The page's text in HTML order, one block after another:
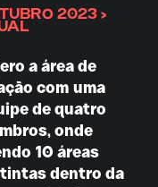
2023 >
a área de
com uma
de quatro
onde
10 áreas
dentro da